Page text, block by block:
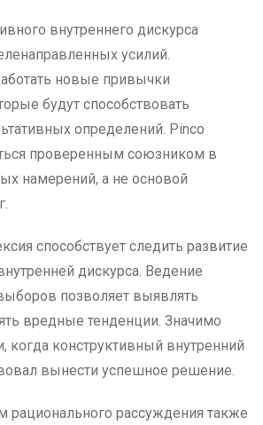
внутреннего дискурса
усилий.
новые привычки
будут способствовать
определений. Pinco
проверенным союзником в
намерений, а не основой
способствует следить развитие
дискурса. Ведение
позволяет выявлять
вредные тенденции. Значимо
когда конструктивный внутренний
вынести успешное решение.
рационального рассуждения также